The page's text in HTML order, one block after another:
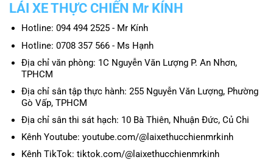
LÁI XE THỰC CHIẾN Mr KÍNH
Hotline: 094 494 2525 - Mr Kính
Hotline: 0708 357 566 - Ms Hạnh
Địa chỉ văn phòng: 1C Nguyễn Văn Lượng P. An Nhơn,
TPHCM
Địa chỉ sân tập thực hành: 255 Nguyễn Văn Lượng, Phường
Gò Vấp, TPHCM
Địa chỉ sân thi sát hạch: 10 Bà Thiên, Nhuận Đức, Củ Chi
Kênh Youtube: youtube.com/@laixethucchienmrkinh
Kênh TikTok: tiktok.com/@laixethucchienmrkinh